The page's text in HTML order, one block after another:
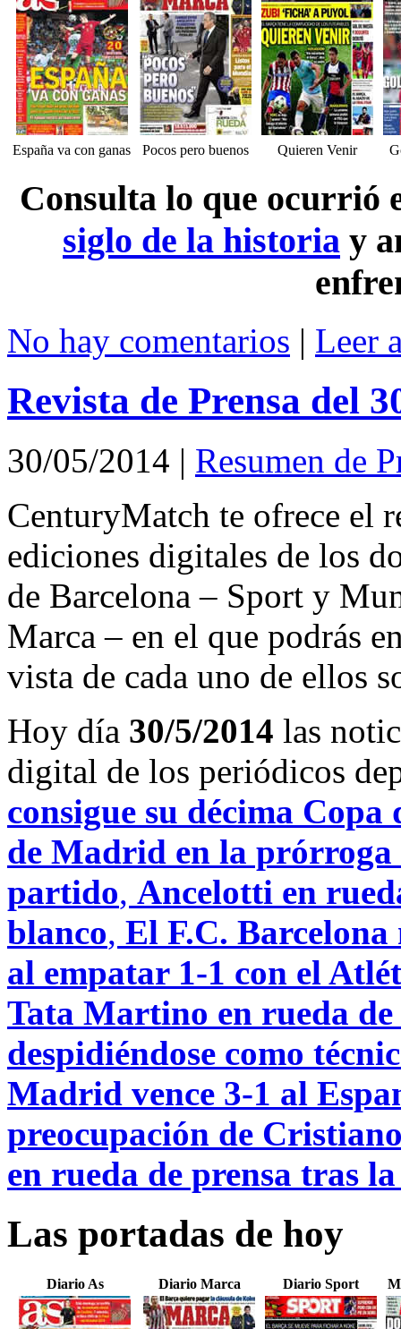
España va con ganas Pocos pero buenos Quieren Venir
Consulta lo que ocurrió
siglo de la historia y
No hay comentarios | Leer
Revista de Prensa del
30/05/2014 | Resumen de
CenturyMatch te ofrece el
ediciones digitales de los
de Barcelona – Sport y
Marca – en el que podrás
vista de cada uno de ellos
Hoy día 30/5/2014 las
digital de los periódicos
consigue su décima
de Madrid en la prórroga
partido, Ancelotti en
blanco, El F.C. Barcelona
al empatar 1-1 con el
Tata Martino en rueda de
despidiéndose como
Madrid vence 3-1 al
preocupación de
en rueda de prensa tras
Las portadas de hoy
Diario As Diario Marca Diario Sport